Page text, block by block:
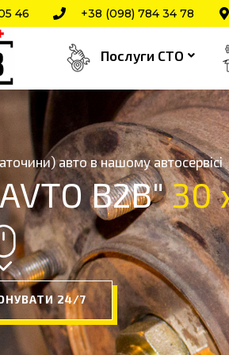
46 +38 (098) 784 34 78
Послуги СТО
авто в нашому автосервісі
B2B" 3 0
3 0
24/7